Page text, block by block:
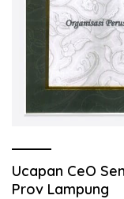
Ucapan CeO
Prov Lampung